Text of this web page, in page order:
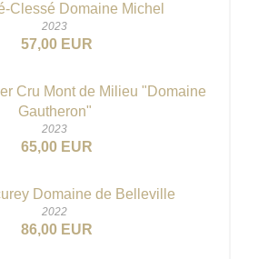
Clessé Domaine Michel
2023
57,00 EUR
Cru Mont de Milieu "Domaine
Gautheron"
2023
65,00 EUR
Domaine de Belleville
2022
86,00 EUR